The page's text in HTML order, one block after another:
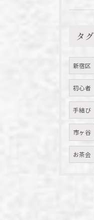
タグ
新宿区
初心者
手結び
市ヶ谷
お茶会